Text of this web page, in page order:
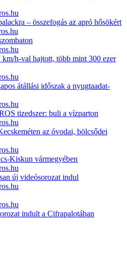
– összefogás az apró hősökért
h-val hajtott, több mint 300 ezer
átállási időszak a nyugtaadat-
tizedszer: buli a vízparton
az óvodai, bölcsődei
Kiskun vármegyében
új videósorozat indul
indult a Cifrapalotában